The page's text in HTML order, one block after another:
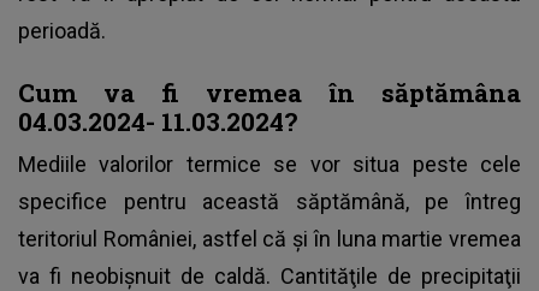
perioadă.
Cum va fi vremea în săptămâna
04.03.2024- 11.03.2024?
Mediile valorilor termice se vor situa peste cele
specifice pentru această săptămână, pe întreg
teritoriul României, astfel că și în luna martie vremea
va fi neobișnuit de caldă. Cantităţile de precipitaţii